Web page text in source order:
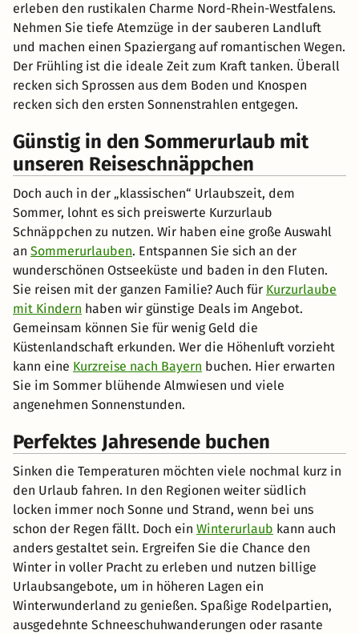
erleben den rustikalen Charme Nord-Rhein-Westfalens.
Nehmen Sie tiefe Atemzüge in der sauberen Landluft
und machen einen Spaziergang auf romantischen Wegen.
Der Frühling ist die ideale Zeit zum Kraft tanken. Überall
recken sich Sprossen aus dem Boden und Knospen
recken sich den ersten Sonnenstrahlen entgegen.
Günstig in den Sommerurlaub mit
unseren Reiseschnäppchen
Doch auch in der „klassischen“ Urlaubszeit, dem
Sommer, lohnt es sich preiswerte Kurzurlaub
Schnäppchen zu nutzen. Wir haben eine große Auswahl
an Sommerurlauben. Entspannen Sie sich an der
wunderschönen Ostseeküste und baden in den Fluten.
Sie reisen mit der ganzen Familie? Auch für Kurzurlaube
mit Kindern haben wir günstige Deals im Angebot.
Gemeinsam können Sie für wenig Geld die
Küstenlandschaft erkunden. Wer die Höhenluft vorzieht
kann eine Kurzreise nach Bayern buchen. Hier erwarten
Sie im Sommer blühende Almwiesen und viele
angenehmen Sonnenstunden.
Perfektes Jahresende buchen
Sinken die Temperaturen möchten viele nochmal kurz in
den Urlaub fahren. In den Regionen weiter südlich
locken immer noch Sonne und Strand, wenn bei uns
schon der Regen fällt. Doch ein Winterurlaub kann auch
anders gestaltet sein. Ergreifen Sie die Chance den
Winter in voller Pracht zu erleben und nutzen billige
Urlaubsangebote, um in höheren Lagen ein
Winterwunderland zu genießen. Spaßige Rodelpartien,
ausgedehnte Schneeschuhwanderungen oder rasante